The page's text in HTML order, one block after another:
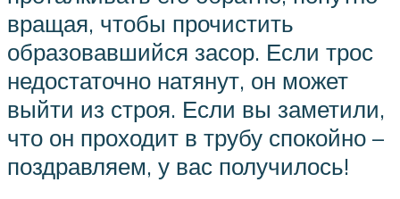
вращая, чтобы прочистить
образовавшийся засор. Если трос
недостаточно натянут, он может
выйти из строя. Если вы заметили,
что он проходит в трубу спокойно –
поздравляем, у вас получилось!